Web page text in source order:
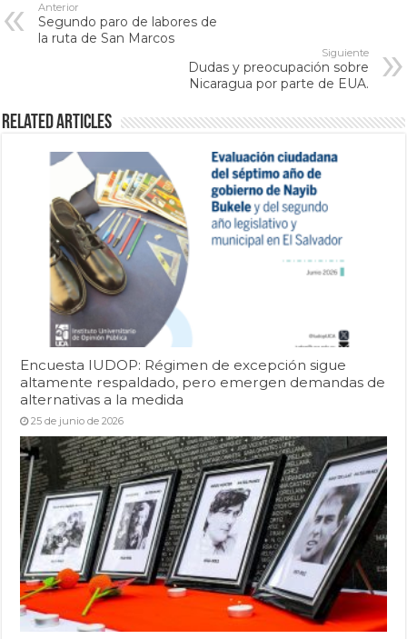
Anterior
Segundo paro de labores de
la ruta de San Marcos
Siguiente
Dudas y preocupación sobre
Nicaragua por parte de EUA.
Related Articles
Encuesta IUDOP: Régimen de excepción sigue
altamente respaldado, pero emergen demandas de
alternativas a la medida
25 de junio de 2026